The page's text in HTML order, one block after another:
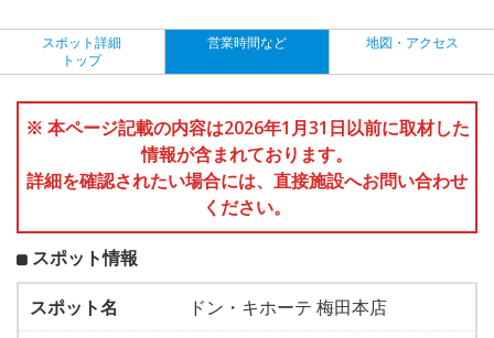
スポット詳細
トップ
営業時間など 地図・アクセス
※ 本ページ記載の内容は2026年1月31日以前に取材した
情報が含まれております。
詳細を確認されたい場合には、直接施設へお問い合わせ
ください。
スポット情報
スポット名
ドン・キホーテ 梅田本店